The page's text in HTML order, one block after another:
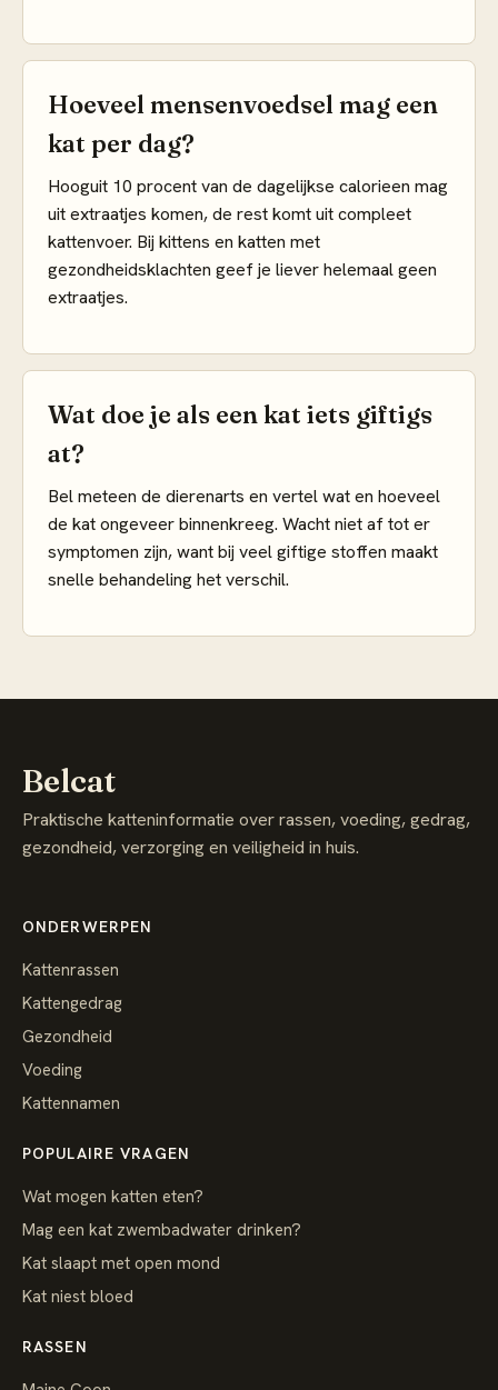
Hoeveel mensenvoedsel mag een
kat per dag?
Hooguit 10 procent van de dagelijkse calorieen mag
uit extraatjes komen, de rest komt uit compleet
kattenvoer. Bij kittens en katten met
gezondheidsklachten geef je liever helemaal geen
extraatjes.
Wat doe je als een kat iets giftigs
at?
Bel meteen de dierenarts en vertel wat en hoeveel
de kat ongeveer binnenkreeg. Wacht niet af tot er
symptomen zijn, want bij veel giftige stoffen maakt
snelle behandeling het verschil.
Belcat
Praktische katteninformatie over rassen, voeding, gedrag,
gezondheid, verzorging en veiligheid in huis.
ONDERWERPEN
Kattenrassen
Kattengedrag
Gezondheid
Voeding
Kattennamen
POPULAIRE VRAGEN
Wat mogen katten eten?
Mag een kat zwembadwater drinken?
Kat slaapt met open mond
Kat niest bloed
RASSEN